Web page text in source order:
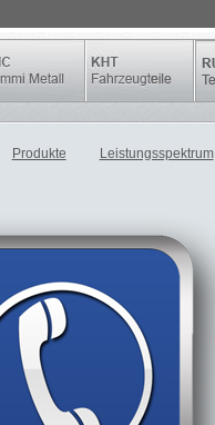
Produkte Leistungsspektrum